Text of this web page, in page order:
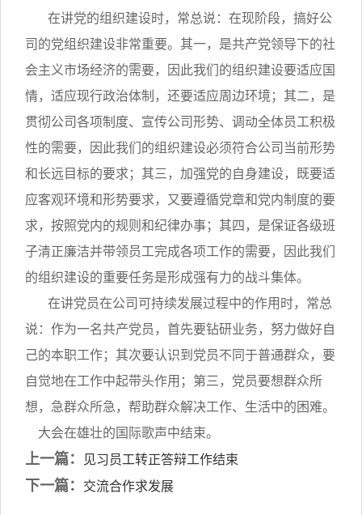
在讲党的组织建设时，常总说：在现阶段，搞好公
司的党组织建设非常重要。其一，是共产党领导下的社
会主义市场经济的需要，因此我们的组织建设要适应国
情，适应现行政治体制，还要适应周边环境；其二，是
贯彻公司各项制度、宣传公司形势、调动全体员工积极
性的需要，因此我们的组织建设必须符合公司当前形势
和长远目标的要求；其三，加强党的自身建设，既要适
应客观环境和形势要求，又要遵循党章和党内制度的要
求，按照党内的规则和纪律办事；其四，是保证各级班
子清正廉洁并带领员工完成各项工作的需要，因此我们
的组织建设的重要任务是形成强有力的战斗集体。
在讲党员在公司可持续发展过程中的作用时，常总
说：作为一名共产党员，首先要钻研业务，努力做好自
己的本职工作；其次要认识到党员不同于普通群众，要
自觉地在工作中起带头作用；第三，党员要想群众所
想，急群众所急，帮助群众解决工作、生活中的困难。
大会在雄壮的国际歌声中结束。
上一篇： 见习员工转正答辩工作结束
下一篇： 交流合作求发展